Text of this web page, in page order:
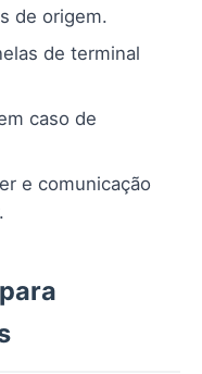
de origem.
de terminal
caso de
e comunicação